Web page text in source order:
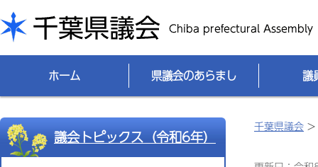
千葉県議会
ホーム 県議会のあらまし 議
議会トピックス（令和6年）
千葉県議会 >